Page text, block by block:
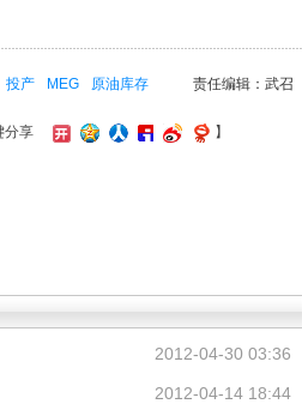
责任编辑：武召
投产 MEG 原油库存
分享 】
2012-04-30 03:36
2012-04-14 18:44